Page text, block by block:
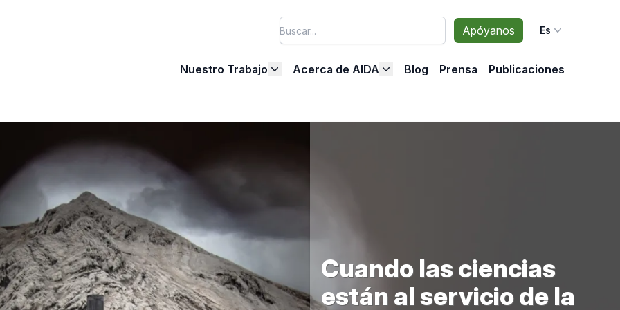
Apóyanos Es
Nuestro Trabajo Acerca de AIDA Blog Prensa Publicaciones
Cuando las ciencias
están al servicio de la